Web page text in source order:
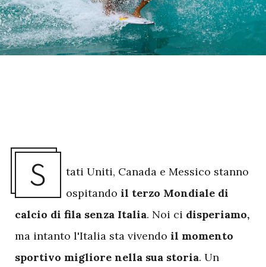
S
tati Uniti, Canada e Messico stanno
ospitando il terzo Mondiale di
calcio di fila senza Italia. Noi ci disperiamo,
ma intanto l'Italia sta vivendo il momento
sportivo migliore nella sua storia. Un